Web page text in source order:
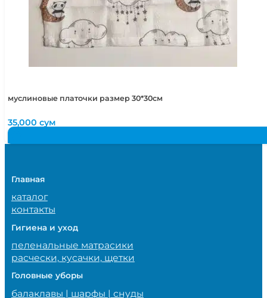
муслиновые платочки размер 30*30см
35,000сум
Главная
каталог
контакты
Гигиена и уход
пеленальные матрасики
расчески, кусачки, щетки
Головные уборы
балаклавы | шарфы | снуды